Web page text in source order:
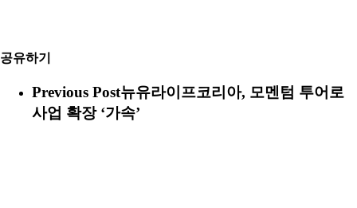
공유하기
Previous Post뉴유라이프코리아, 모멘텀 투어로
사업 확장 ‘가속’